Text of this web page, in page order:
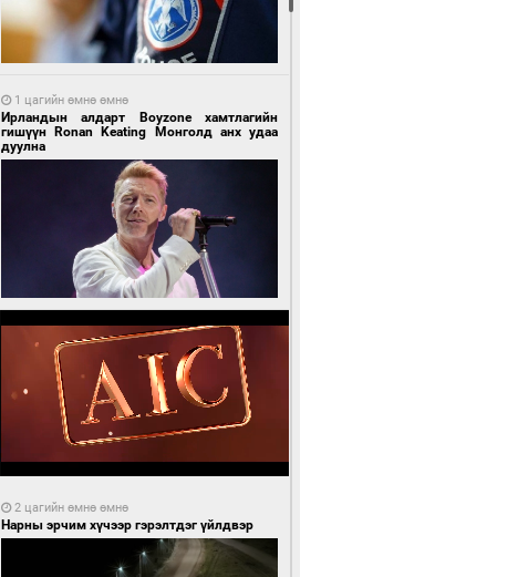
1 цагийн өмнө өмнө
Ирландын алдарт Boyzone хамтлагийн
гишүүн Ronan Keating Монголд анх удаа
дуулна
2 цагийн өмнө өмнө
Нарны эрчим хүчээр гэрэлтдэг үйлдвэр